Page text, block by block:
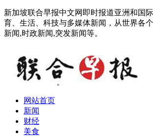
新加坡联合早报中文网即时报道亚洲和国
育、生活、科技与多媒体新闻，从世界各
新闻,时政新闻,突发新闻等。
网站首页
新闻
财经
美食